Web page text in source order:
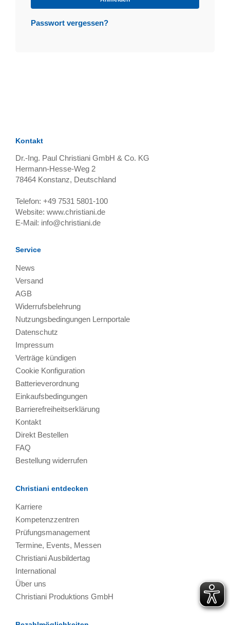
Passwort vergessen?
Kontakt
Dr.-Ing. Paul Christiani GmbH & Co. KG
Hermann-Hesse-Weg 2
78464 Konstanz, Deutschland
Telefon: +49 7531 5801-100
Website: www.christiani.de
E-Mail: info@christiani.de
Service
News
Versand
AGB
Widerrufsbelehrung
Nutzungsbedingungen Lernportale
Datenschutz
Impressum
Verträge kündigen
Cookie Konfiguration
Batterieverordnung
Einkaufsbedingungen
Barrierefreiheitserklärung
Kontakt
Direkt Bestellen
FAQ
Bestellung widerrufen
Christiani entdecken
Karriere
Kompetenzzentren
Prüfungsmanagement
Termine, Events, Messen
Christiani Ausbildertag
International
Über uns
Christiani Produktions GmbH